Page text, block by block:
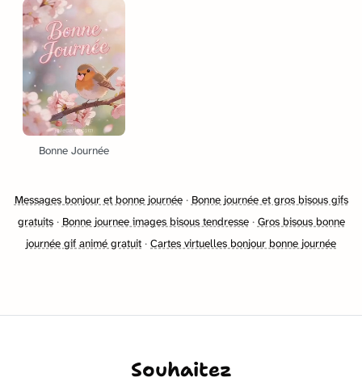
Bonne Journée
Messages bonjour et bonne journée· Bonne journée et gros bisous gifs
gratuits· Bonne journee images bisous tendresse· Gros bisous bonne
journée gif animé gratuit · Cartes virtuelles bonjour bonne journée
Souhaitez